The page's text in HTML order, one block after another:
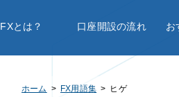
FXとは？ 口座開設の流れ お
ホーム FX用語集 ヒゲ